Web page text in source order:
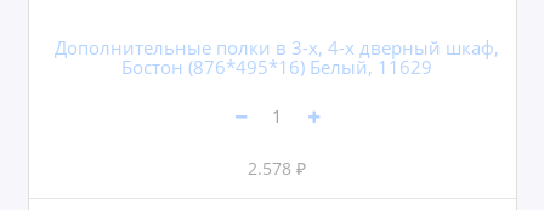
Дополнительные полки в 3-х, 4-х дверный шкаф,
Бостон (876*495*16) Белый, 11629
2.578 ₽